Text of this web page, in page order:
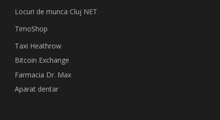
Locuri de munca Cluj NET
TimoShop
Taxi Heathrow
Bitcoin Exchange
Farmacia Dr. Max
Aparat dentar